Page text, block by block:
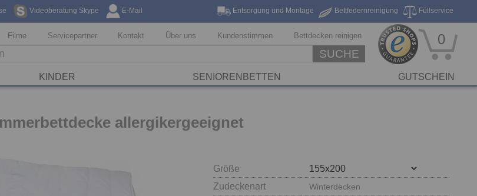
Videoberatung Skype E-Mail Füllservice
Bettfedernreinigung
Entsorgung und Montage
Reinigungsservice
Filme Servicepartner Kontakt Über uns Kundenstimmen Bettdecken reinigen
SUCHE
0
KINDER SENIORENBETTEN GUTSCHEIN
allergikergeeignet
Größe
Zudeckenart
Winterdecken